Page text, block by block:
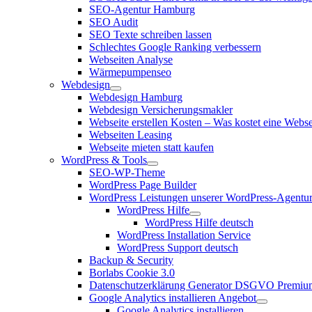
SEO-Agentur Hamburg
SEO Audit
SEO Texte schreiben lassen
Schlechtes Google Ranking verbessern
Webseiten Analyse
Wärmepumpenseo
Webdesign
Webdesign Hamburg
Webdesign Versicherungsmakler
Webseite erstellen Kosten – Was kostet eine
Webseiten Leasing
Webseite mieten statt kaufen
WordPress & Tools
SEO-WP-Theme
WordPress Page Builder
WordPress Leistungen unserer WordPress-Agentur
WordPress Hilfe
WordPress Hilfe deutsch
WordPress Installation Service
WordPress Support deutsch
Backup & Security
Borlabs Cookie 3.0
Datenschutzerklärung Generator DSGVO
Google Analytics installieren Angebot